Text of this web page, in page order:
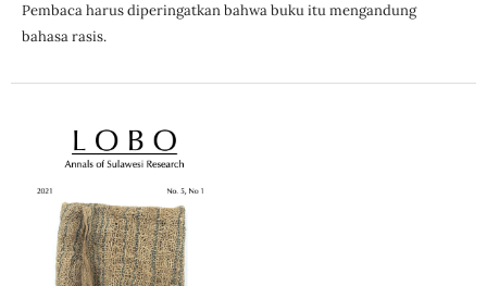
Pembaca harus diperingatkan bahwa buku itu mengandung
bahasa rasis.